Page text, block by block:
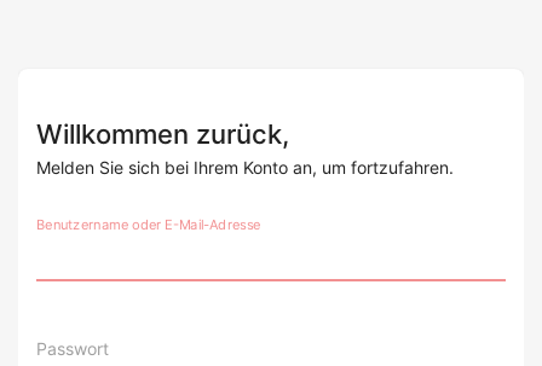
Willkommen zurück,
Melden Sie sich bei Ihrem Konto an, um fortzufahren.
Benutzername oder E-Mail-Adresse
Passwort